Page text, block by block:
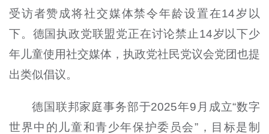
受访者赞成将社交媒体禁令年龄设置在14岁以
下。德国执政党联盟党正在讨论禁止14岁以下少
年儿童使用社交媒体，执政党社民党议会党团也提
出类似倡议。
德国联邦家庭事务部于2025年9月成立“数字
世界中的儿童和青少年保护委员会”，目标是制